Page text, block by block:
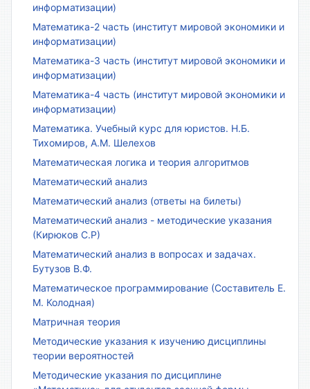
информатизации)
Математика-2 часть (институт мировой экономики и
информатизации)
Математика-3 часть (институт мировой экономики и
информатизации)
Математика-4 часть (институт мировой экономики и
информатизации)
Математика. Учебный курс для юристов. Н.Б.
Тихомиров, А.М. Шелехов
Математическая логика и теория алгоритмов
Математический анализ
Математический анализ (ответы на билеты)
Математический анализ - методические указания
(Кирюков С.Р)
Математический анализ в вопросах и задачах.
Бутузов В.Ф.
Математическое программирование (Составитель Е.
М. Колодная)
Матричная теория
Методические указания к изучению дисциплины
теории вероятностей
Методические указания по дисциплине